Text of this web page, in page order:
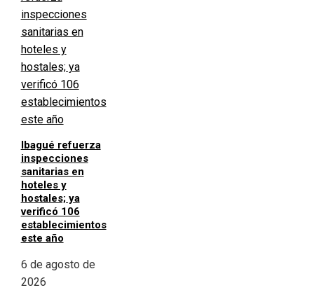
Ibagué refuerza
inspecciones
sanitarias en
hoteles y
hostales; ya
verificó 106
establecimientos
este año
6 de agosto de
2026